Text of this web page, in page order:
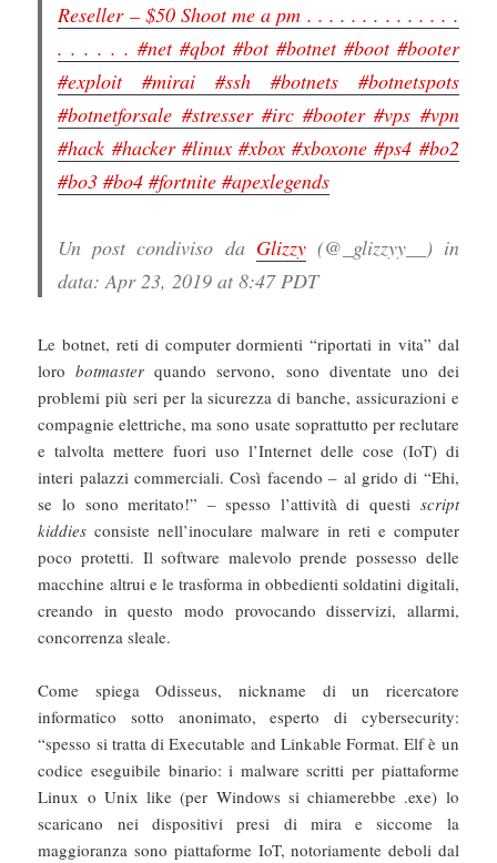
Reseller – $50 Shoot me a pm . . . . . . . . . . . . . .
. . . . . . #net #qbot #bot #botnet #boot #booter
#exploit #mirai #ssh #botnets #botnetspots
#botnetforsale #stresser #irc #booter #vps #vpn
#hack #hacker #linux #xbox #xboxone #ps4 #bo2
#bo3 #bo4 #fortnite #apexlegends
Un post condiviso da Glizzy(@_glizzyy__) in
data: Apr 23, 2019 at 8:47 PDT
Le botnet, reti di computer dormienti “riportati in vita” dal
lorobotmasterquando servono, sono diventate uno dei
problemi più seri per la sicurezza di banche, assicurazioni e
compagnie elettriche, ma sono usate soprattutto per reclutare
e talvolta mettere fuori uso l’Internet delle cose (IoT) di
interi palazzi commerciali. Così facendo – al grido di “Ehi,
se lo sono meritato!” – spesso l’attività di questi script
kiddies consiste nell’inoculare malware in reti e computer
poco protetti. Il software malevolo prende possesso delle
macchine altrui e le trasforma in obbedienti soldatini digitali,
creando in questo modo provocando disservizi, allarmi,
concorrenza sleale.
Come spiega Odisseus, nickname di un ricercatore
informatico sotto anonimato, esperto di cybersecurity:
“spesso si tratta di Executable and Linkable Format. Elf è un
codice eseguibile binario: i malware scritti per piattaforme
Linux o Unix like (per Windows si chiamerebbe .exe) lo
scaricano nei dispositivi presi di mira e siccome la
maggioranza sono piattaforme IoT, notoriamente deboli dal